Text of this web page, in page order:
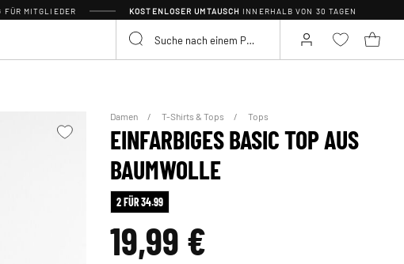
FÜR MITGLIEDER KOSTENLOSER UMTAUSCH INNERHALB VON 30 TAGEN
Damen T-Shirts & Tops Tops
EINFARBIGES BASIC TOP AUS
BAUMWOLLE
2 FÜR 34.99
19,99 €